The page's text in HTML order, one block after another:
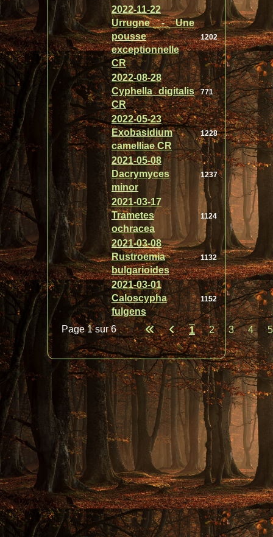
2022-11-22
Urrugne - Une
pousse
exceptionnelle
CR
1202
2022-08-28
Cyphella digitalis
CR
771
2022-05-23
Exobasidium
camelliae CR
1228
2021-05-08
Dacrymyces
minor
1237
2021-03-17
Trametes
ochracea
1124
2021-03-08
Rustroemia
bulgarioides
1132
2021-03-01
Caloscypha
fulgens
1152
Page 1 sur 6 1 2 3 4 5